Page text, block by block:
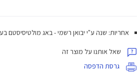
אחריות: שנה ע"י יבואן רשמי - באג מולטיסיסטם
שאל אותנו על מוצר זה
גרסת הדפסה